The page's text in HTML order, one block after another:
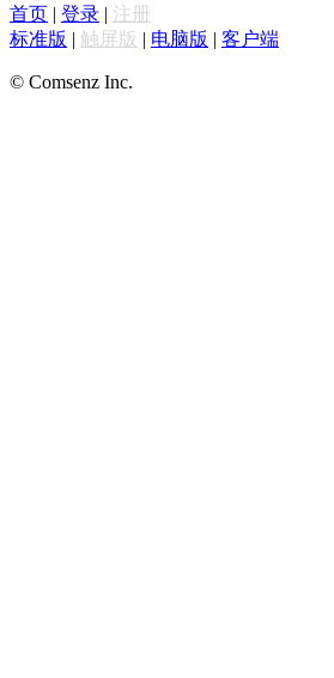
首页 | 登录 | 注册
标准版 | 触屏版 | 电脑版 | 客户端
© Comsenz Inc.